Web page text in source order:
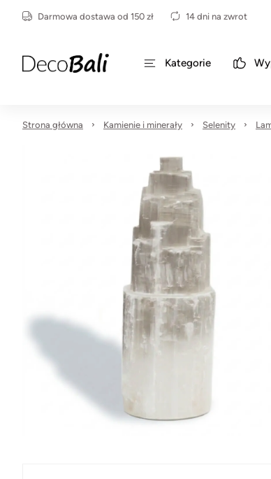
Darmowa dostawa od 150 zł 14 dni na zwrot
Kategorie
Strona główna Kamienie i minerały Selenity